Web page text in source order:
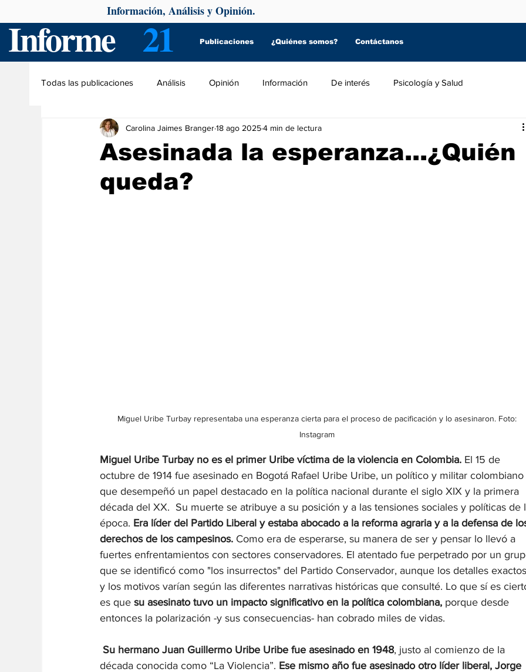
Informe 21 Publicaciones ¿Quiénes somos? Contáctanos
Información, Análisis y Opinión.
Todas las publicaciones Análisis Opinión Información De interés Psicología y Salud
Asesinada la esperanza...¿Quién
queda?
Carolina Jaimes Branger18 ago 20254 min de lectura
Miguel Uribe Turbay representaba una esperanza cierta para el proceso de pacificación y lo asesinaron. Foto:
Instagram
Miguel Uribe Turbay no es el primer Uribe víctima de la violencia en Colombia. El 15 de
octubre de 1914 fue asesinado en Bogotá Rafael Uribe Uribe, un político y militar colombiano
que desempeñó un papel destacado en la política nacional durante el siglo XIX y la primera
década del XX.  Su muerte se atribuye a su posición y a las tensiones sociales y políticas de
época. Era líder del Partido Liberal y estaba abocado a la reforma agraria y a la defensa de
derechos de los campesinos. Como era de esperarse, su manera de ser y pensar lo llevó a
fuertes enfrentamientos con sectores conservadores. El atentado fue perpetrado por un
que se identificó como "los insurrectos" del Partido Conservador, aunque los detalles
y los motivos varían según las diferentes narrativas históricas que consulté. Lo que sí es
es que su asesinato tuvo un impacto significativo en la política colombiana, porque desde
entonces la polarización -y sus consecuencias- han cobrado miles de vidas.
Su hermano Juan Guillermo Uribe Uribe fue asesinado en 1948, justo al comienzo de la
década conocida como “La Violencia”. Ese mismo año fue asesinado otro líder liberal, Jorge